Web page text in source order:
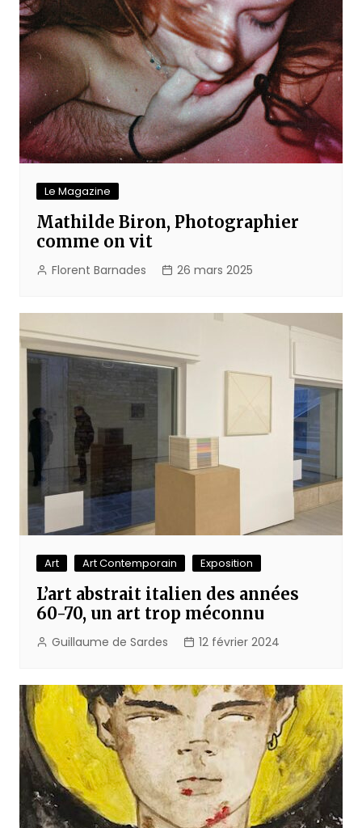
Le Magazine
Mathilde Biron, Photographier
comme on vit
Florent Barnades 26 mars 2025
Art Art Contemporain Exposition
L’art abstrait italien des années
60-70, un art trop méconnu
Guillaume de Sardes 12 février 2024